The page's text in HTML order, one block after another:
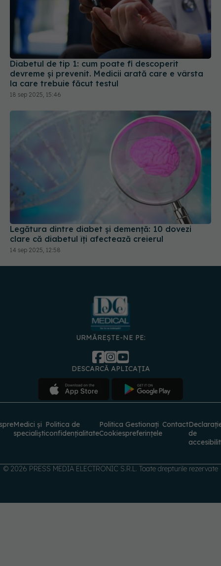
Diabetul de tip 1: cum poate fi descoperit
devreme și prevenit. Medicii arată care e vârsta
la care trebuie făcut testul
18 sep 2025, 15:46
Legătura dintre diabet și demență: 10 dovezi
clare că diabetul îți afectează creierul
14 sep 2025, 12:58
URMĂREȘTE-NE PE:
DESCARCĂ APLICAȚIA
Medici și
specialiști
Politica de
confidențialitate
Politica
Cookies
Gestionați
preferințele
Contact
de
© 2026 PRESS MEDIA ELECTRONIC S.R.L. Toate drepturile rezervate